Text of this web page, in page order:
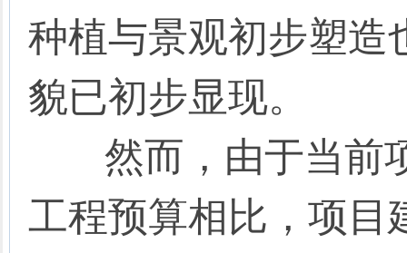
种植与景观初步塑造
貌已初步显现。
然而，由于当前
工程预算相比，项目